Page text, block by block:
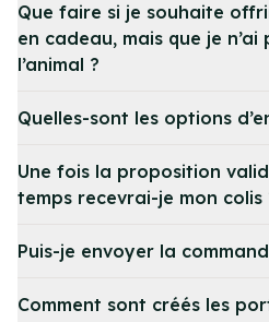
Que faire si je souhaite
en cadeau, mais que je
l’animal ?
Quelles-sont les options
Une fois la proposition
temps recevrai-je mon colis
Puis-je envoyer la
Comment sont créés les